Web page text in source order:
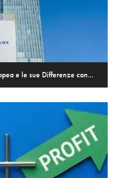
e le sue Differenze con...